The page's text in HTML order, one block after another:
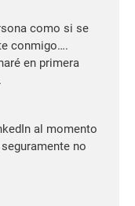
como si se
conmigo….
en primera
al momento
no